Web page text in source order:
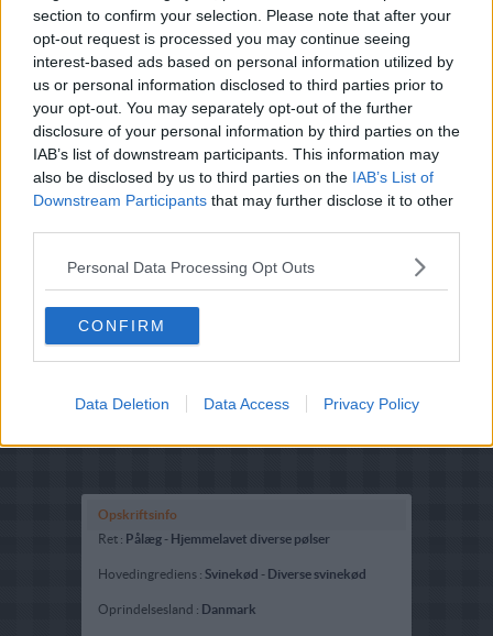
section to confirm your selection. Please note that after your
opt-out request is processed you may continue seeing
interest-based ads based on personal information utilized by
us or personal information disclosed to third parties prior to
your opt-out. You may separately opt-out of the further
disclosure of your personal information by third parties on the
IAB’s list of downstream participants. This information may
also be disclosed by us to third parties on the IAB’s List of
Downstream Participants that may further disclose it to other
Personal Data Processing Opt Outs
CONFIRM
Data Deletion Data Access Privacy Policy
Når pølserne er godt gennemkolde, aftørres de og
røges med kold røg, 1-2 fyr.
Opskriftsinfo
Ret : Pålæg - Hjemmelavet diverse pølser
Hovedingrediens : Svinekød - Diverse svinekød
Oprindelsesland : Danmark